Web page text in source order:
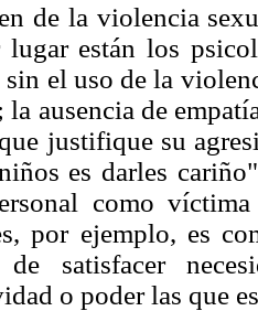
de la violencia
lugar están los
el uso de la
ausencia de
justifique su
es darles
como
por ejemplo, es
de satisfacer
o poder las que